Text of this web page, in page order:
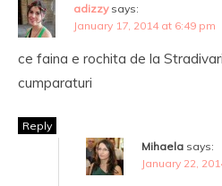
adizzy says:
January 17, 2014 at 6:49 pm
ce faina e rochita de la
cumparaturi
Reply
Mihaela says:
January 22,